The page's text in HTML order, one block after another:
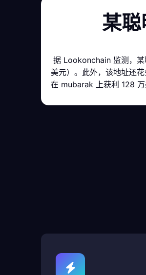
某
据 Lookonchain 监测，
美元）。此外，该地址还
在 mubarak 上获利 128